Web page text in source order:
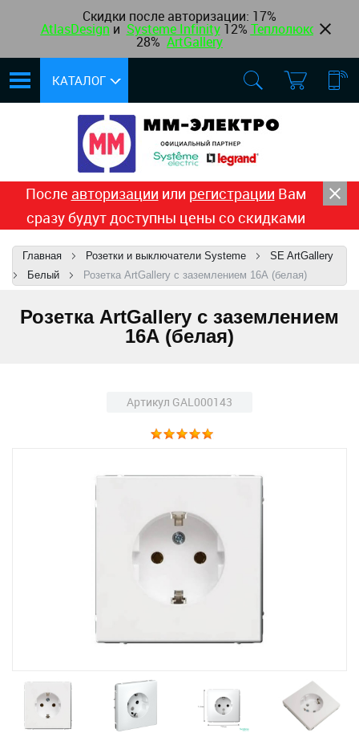
Скидки после авторизации: 17%
AtlasDesign и Systeme Infinity12% Теплолюкс
28% ArtGallery
КАТАЛОГ
После авторизации или регистрации Вам
сразу будут доступны цены со скидками
Главная Розетки и выключатели Systeme
SE ArtGallery
Белый
Розетка ArtGallery с заземлением 16А (белая)
Розетка ArtGallery с заземлением
16А (белая)
Артикул GAL000143